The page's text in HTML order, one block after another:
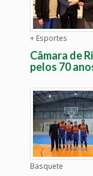
+ Esportes
Câmara de
pelos 70
Basquete